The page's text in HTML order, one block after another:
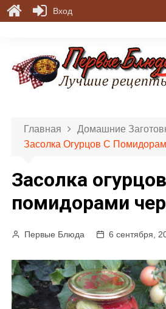
Главная
Домашние
Засолка Огурцов С
Засолка
помидорами
Первые Блюда 6 сентября,
Вход